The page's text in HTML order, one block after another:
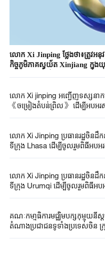
លោក Xi Jinping ថ្លែងថា៖ត្រូវ
កិច្ចភូមិភាគស្វយ័ត Xinjiang ក្នុ
វឌ្ឍនភាពប្រកបអាជីពនិងរស់នៅដ
ប្រសើរ
លោក Xi jinping អញ្ជើញ​ទស្សនាក
《ចម្រៀងតំបន់​ព្រិល》 ដើម្បីអបអរ
លោក Xi Jinping ប្រធានរដ្ឋ​ចិន​
ទីក្រុង Lhasa ដើម្បី​ចូលរួមពិធីអបអ
លោក Xi Jinping ប្រធានរដ្ឋចិន
ទីក្រុង Urumqi ដើម្បីចូលរួមពិធីអប
គណៈកមា្មធិការមជ្ឈិមបក្សកុម្មុយនីស្
តំណាងប្រជាជនទូទាំងប្រទេសចិន ក្រុម